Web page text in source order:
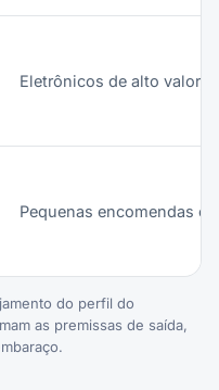
Eletrônicos de alto valor,
Pequenas encomendas e
do perfil do
as premissas de saída,